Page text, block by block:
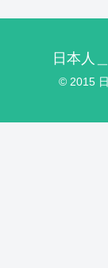
日本人
© 2015